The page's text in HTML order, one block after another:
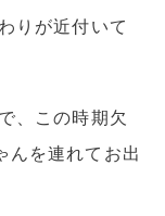
りが近付いて
、この時期欠
んを連れてお出